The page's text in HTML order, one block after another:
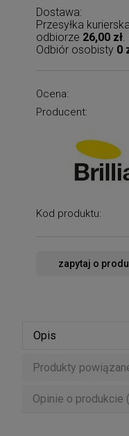
Dostawa:
Przesyłka kurierska
odbiorze 26,00 zł
Odbiór osobisty 0
Ocena:
Producent:
Kod produktu:
zapytaj o
Opis
Produkty
Opinie o produkcie